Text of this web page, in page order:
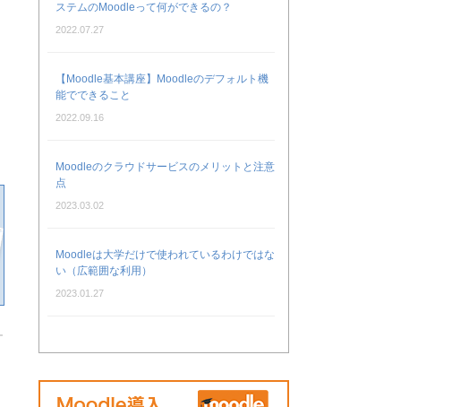
ステムのMoodleって何ができるの？
2022.07.27
【Moodle基本講座】Moodleのデフォルト機
能でできること
2022.09.16
Moodleのクラウドサービスのメリットと注意
点
2023.03.02
Moodleは大学だけで使われているわけではな
い（広範囲な利用）
2023.01.27